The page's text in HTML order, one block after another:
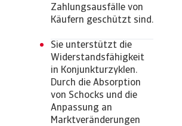
Zahlungsausfälle von
Käufern geschützt sind.
Sie unterstützt die
Widerstandsfähigkeit
in Konjunkturzyklen.
Durch die Absorption
von Schocks und die
Anpassung an
Marktveränderungen